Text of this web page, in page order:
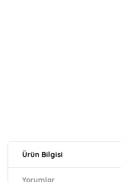
Ürün Bilgisi
Yorumlar